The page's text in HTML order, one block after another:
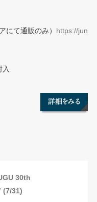
にて通販のみ） https://jun
30th
(7/31)